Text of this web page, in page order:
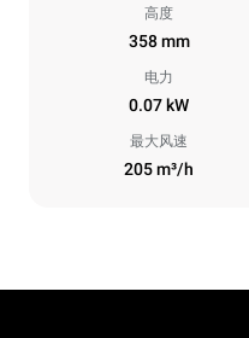
高度
358 mm
电力
0.07 kW
最大风速
205 m³/h